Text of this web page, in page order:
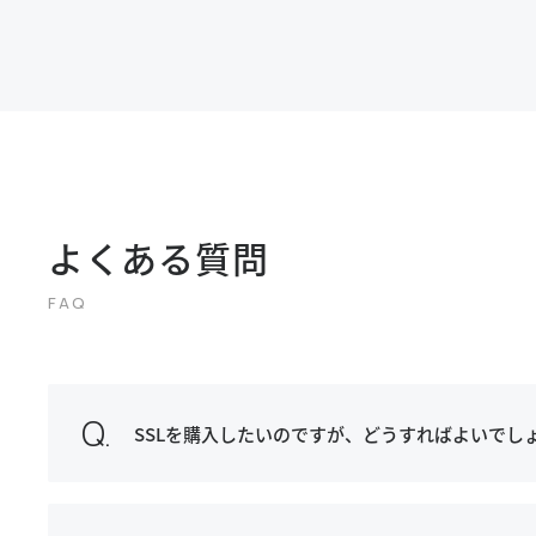
よくある質問
SSLを購入したいのですが、どうすればよいでし